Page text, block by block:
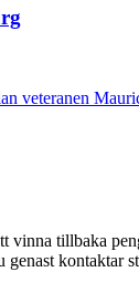
veteranen
tillbaka
genast kontaktar